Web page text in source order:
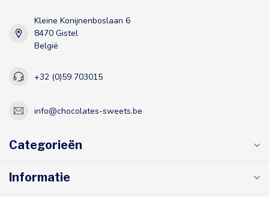
Kleine Konijnenboslaan 6
8470 Gistel
België
+32 (0)59 703015
info@chocolates-sweets.be
Categorieën
Informatie